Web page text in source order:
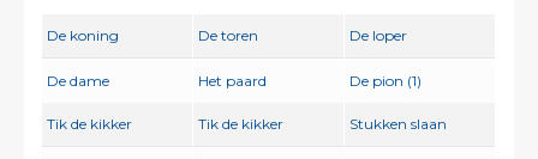
De koning De toren De loper
De dame Het paard De pion (1)
Tik de kikker Tik de kikker Stukken slaan